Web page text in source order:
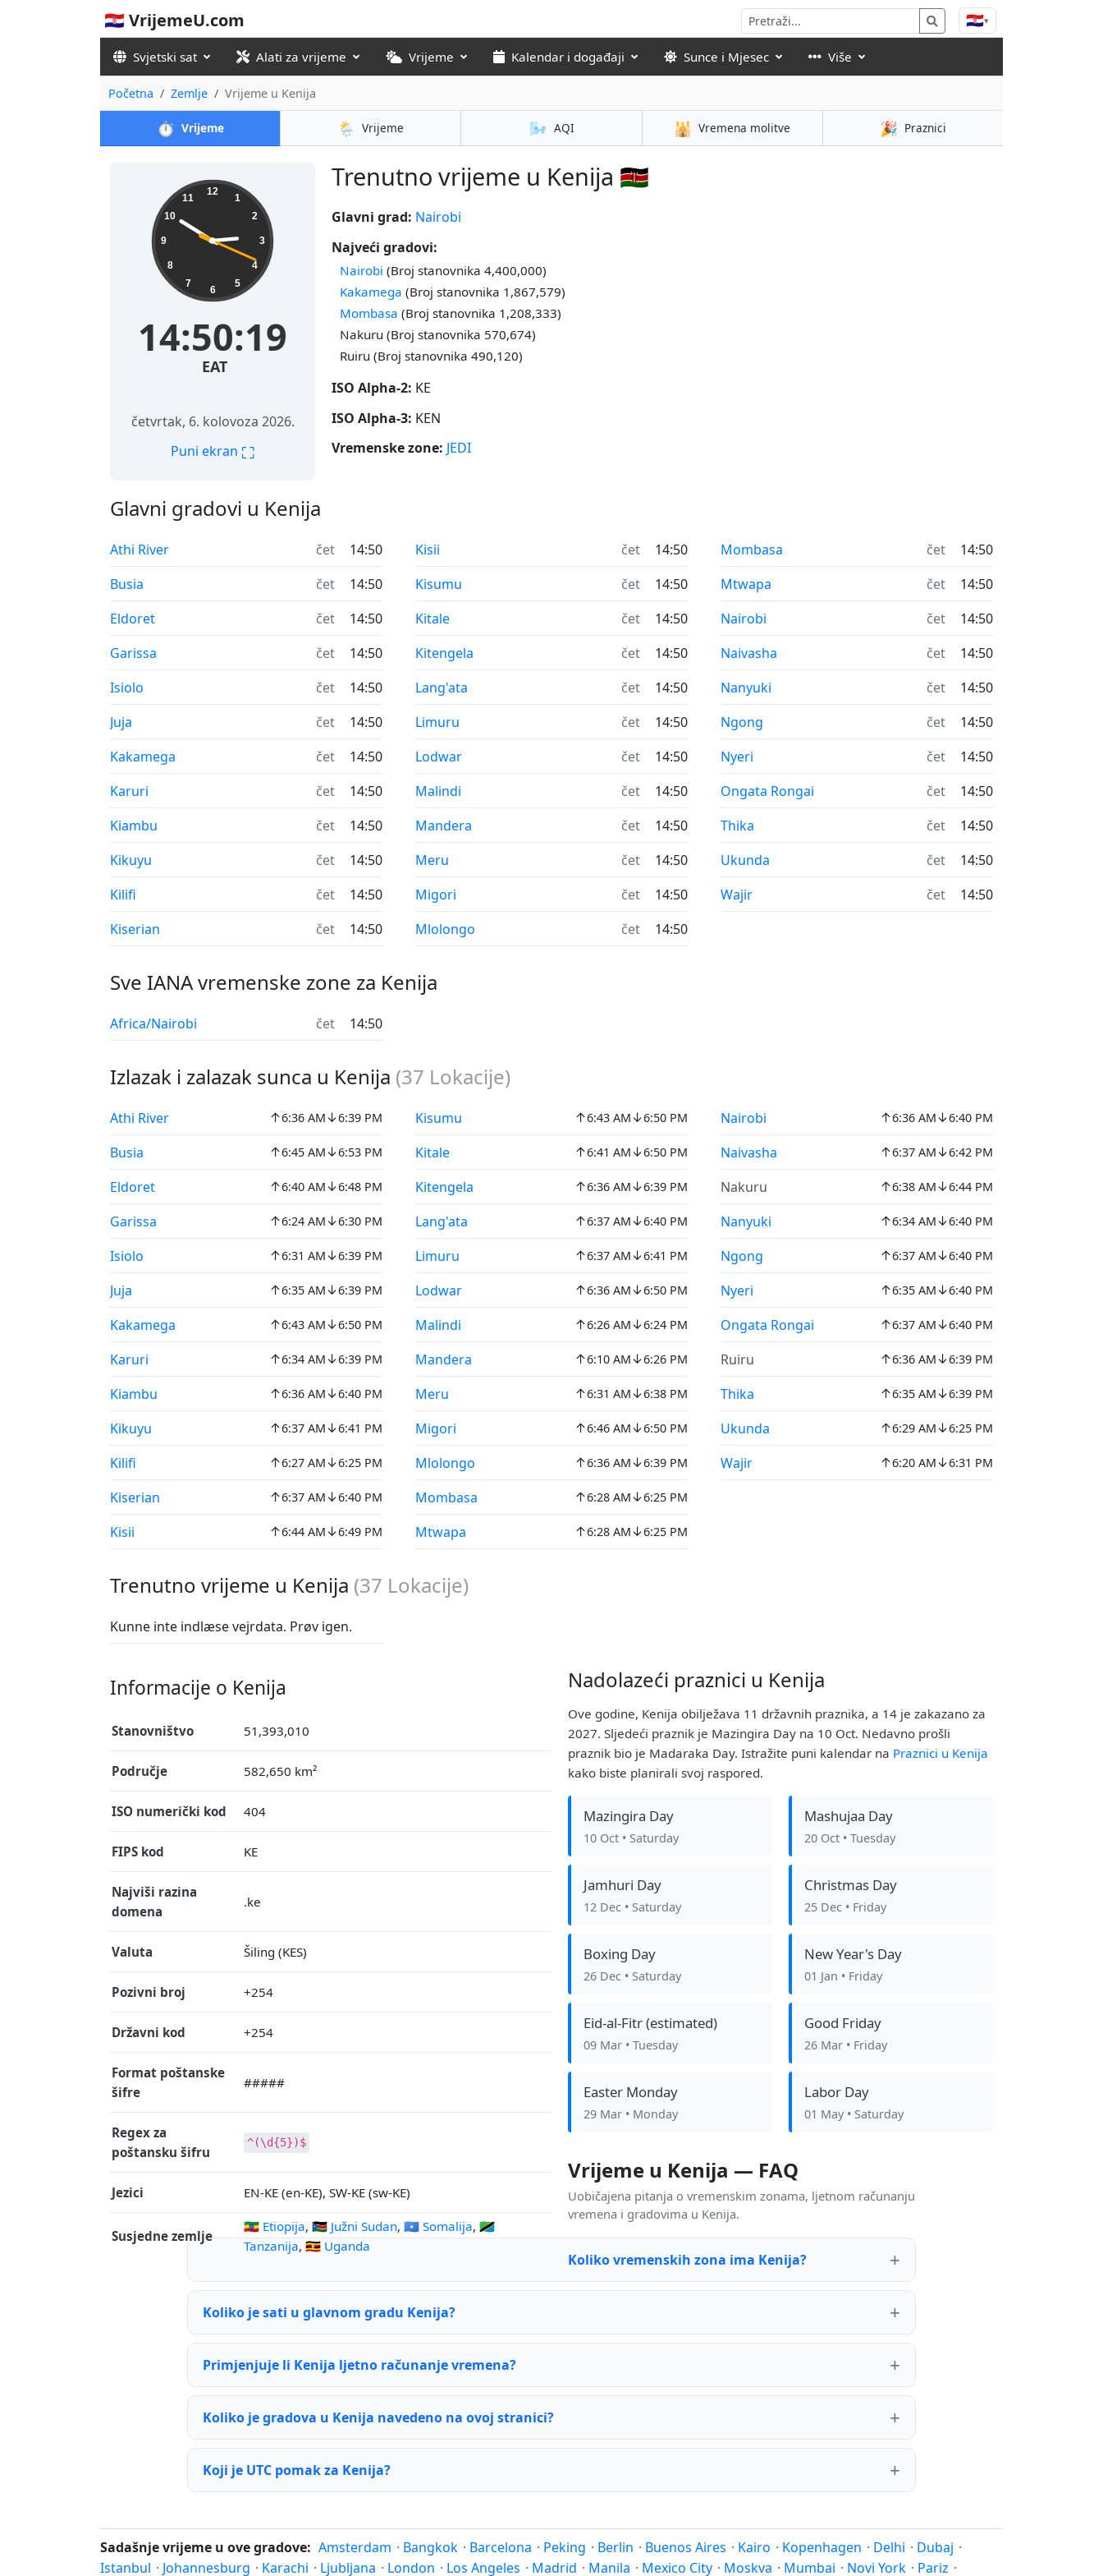
🇭🇷 VrijemeU.com 🇭🇷▾
Svjetski sat Alati za vrijeme Vrijeme Kalendar i događaji Sunce i Mjesec Više
Početna Zemlje Vrijeme u Kenija
⏱️ Vrijeme 🌦️ Vrijeme 🌬️ AQI 🕌 Vremena molitve 🎉 Praznici
Trenutno vrijeme u Kenija 🇰🇪
12
1
2
3
4
5
6
7
8
9
10
11
14:50:19
EAT
četvrtak, 6. kolovoza 2026.
Puni ekran ⛶
Glavni grad: Nairobi
Najveći gradovi:
Nairobi (Broj stanovnika 4,400,000)
Kakamega (Broj stanovnika 1,867,579)
Mombasa (Broj stanovnika 1,208,333)
Nakuru (Broj stanovnika 570,674)
Ruiru (Broj stanovnika 490,120)
ISO Alpha-2: KE
ISO Alpha-3: KEN
Vremenske zone: JEDI
Glavni gradovi u Kenija
Athi River čet
14:50
Busia
čet
14:50
Eldoret
čet
14:50
Garissa
čet
14:50
Isiolo
čet
14:50
Juja
čet
14:50
Kakamega
čet
14:50
Karuri
čet
14:50
Kiambu
čet
14:50
Kikuyu
čet
14:50
Kilifi
čet
14:50
Kiserian
čet 14:50
Kisii čet
14:50
Kisumu
čet
14:50
Kitale
čet
14:50
Kitengela
čet
14:50
Lang'ata
čet
14:50
Limuru
čet
14:50
Lodwar
čet
14:50
Malindi
čet
14:50
Mandera
čet
14:50
Meru
čet
14:50
Migori
čet
14:50
Mlolongo
čet 14:50
Mombasa čet
14:50
Mtwapa
čet
14:50
Nairobi
čet
14:50
Naivasha
čet
14:50
Nanyuki
čet
14:50
Ngong
čet
14:50
Nyeri
čet
14:50
Ongata Rongai
čet
14:50
Thika
čet
14:50
Ukunda
čet
14:50
Wajir
čet 14:50
Sve IANA vremenske zone za Kenija
Africa/Nairobi čet 14:50
Izlazak i zalazak sunca u Kenija (37 Lokacije)
Athi River ↑6:36 AM↓6:39 PM
Busia ↑6:45 AM↓6:53 PM
Eldoret ↑6:40 AM↓6:48 PM
Garissa ↑6:24 AM↓6:30 PM
Isiolo ↑6:31 AM↓6:39 PM
Juja ↑6:35 AM↓6:39 PM
Kakamega ↑6:43 AM↓6:50 PM
Karuri ↑6:34 AM↓6:39 PM
Kiambu ↑6:36 AM↓6:40 PM
Kikuyu ↑6:37 AM↓6:41 PM
Kilifi ↑6:27 AM↓6:25 PM
Kiserian ↑6:37 AM↓6:40 PM
Kisii ↑6:44 AM↓6:49 PM
Kisumu ↑6:43 AM↓6:50 PM
Kitale ↑6:41 AM↓6:50 PM
Kitengela ↑6:36 AM↓6:39 PM
Lang'ata ↑6:37 AM↓6:40 PM
Limuru ↑6:37 AM↓6:41 PM
Lodwar ↑6:36 AM↓6:50 PM
Malindi ↑6:26 AM↓6:24 PM
Mandera ↑6:10 AM↓6:26 PM
Meru ↑6:31 AM↓6:38 PM
Migori ↑6:46 AM↓6:50 PM
Mlolongo ↑6:36 AM↓6:39 PM
Mombasa ↑6:28 AM↓6:25 PM
Mtwapa ↑6:28 AM↓6:25 PM
Nairobi ↑6:36 AM↓6:40 PM
Naivasha ↑6:37 AM↓6:42 PM
Nakuru ↑6:38 AM↓6:44 PM
Nanyuki ↑6:34 AM↓6:40 PM
Ngong ↑6:37 AM↓6:40 PM
Nyeri ↑6:35 AM↓6:40 PM
Ongata Rongai ↑6:37 AM↓6:40 PM
Ruiru ↑6:36 AM↓6:39 PM
Thika ↑6:35 AM↓6:39 PM
Ukunda ↑6:29 AM↓6:25 PM
Wajir ↑6:20 AM↓6:31 PM
Trenutno vrijeme u Kenija (37 Lokacije)
Kunne inte indlæse vejrdata. Prøv igen.
Informacije o Kenija
Stanovništvo 51,393,010
Područje 582,650 km²
ISO numerički kod 404
FIPS kod KE
Najviši razina
domena
.ke
Valuta Šiling (KES)
Pozivni broj +254
Državni kod +254
Format poštanske
šifre
#####
Regex za
poštansku šifru
^(\d{5})$
Jezici EN-KE (en-KE), SW-KE (sw-KE)
Susjedne zemlje
🇪🇹 Etiopija, 🇸🇸 Južni Sudan, 🇸🇴 Somalija, 🇹🇿
Tanzanija, 🇺🇬 Uganda
Nadolazeći praznici u Kenija
Ove godine, Kenija obilježava 11 državnih praznika, a 14 je zakazano za
2027. Sljedeći praznik je Mazingira Day na 10 Oct. Nedavno prošli
praznik bio je Madaraka Day. Istražite puni kalendar na Praznici u Kenija
kako biste planirali svoj raspored.
Mazingira Day
10 Oct • Saturday
Mashujaa Day
20 Oct • Tuesday
Jamhuri Day
12 Dec • Saturday
Christmas Day
25 Dec • Friday
Boxing Day
26 Dec • Saturday
New Year's Day
01 Jan • Friday
Eid-al-Fitr (estimated)
09 Mar • Tuesday
Good Friday
26 Mar • Friday
Easter Monday
29 Mar • Monday
Labor Day
01 May • Saturday
Vrijeme u Kenija — FAQ
Uobičajena pitanja o vremenskim zonama, ljetnom računanju
vremena i gradovima u Kenija.
Koliko vremenskih zona ima Kenija?
Koliko je sati u glavnom gradu Kenija?
Primjenjuje li Kenija ljetno računanje vremena?
Koliko je gradova u Kenija navedeno na ovoj stranici?
Koji je UTC pomak za Kenija?
Sadašnje vrijeme u ove gradove: Amsterdam · Bangkok · Barcelona · Peking · Berlin · Buenos Aires · Kairo · Kopenhagen · Delhi · Dubaj ·
Istanbul · Johannesburg · Karachi · Ljubljana · London · Los Angeles · Madrid · Manila · Mexico City · Moskva · Mumbai · Novi York · Pariz ·